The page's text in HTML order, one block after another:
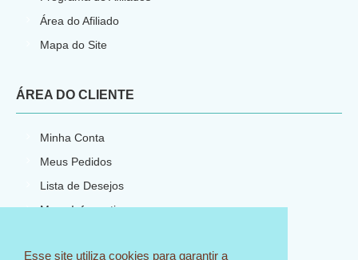
Esse site utiliza cookies para garantir a
Área do Afiliado
Mapa do Site
ÁREA DO CLIENTE
Minha Conta
Meus Pedidos
Lista de Desejos
Meus Informativos